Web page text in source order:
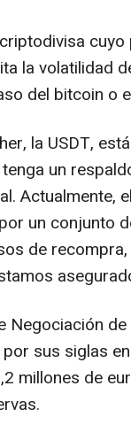
la volatilidad
del bitcoin o
la USDT,
un
Actualmente,
un conjunto
de
Negociación
sus siglas
millones de